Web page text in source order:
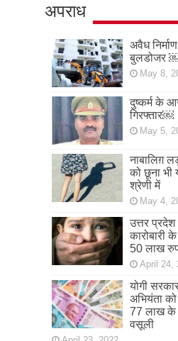
अपराध
अवैध
बुलडोजर
May 8,
दुष्कर्म के
गिरफ्तार￼
May 5,
नाबालिग़
को छूना भी
श्रेणी में
May 4,
उत्तर
कारोबारी
50 लाख
April 24,
योगी
अभियंता
77 लाख के
वसूली